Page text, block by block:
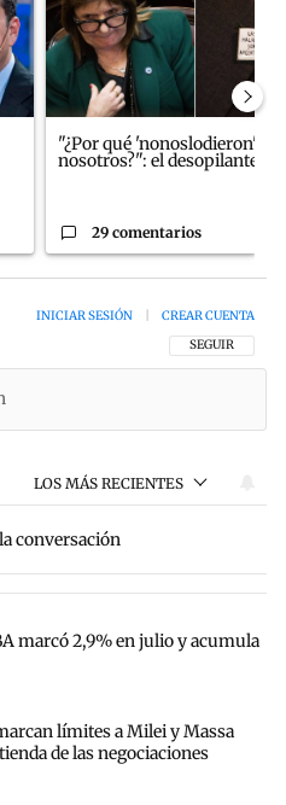
"¿Por qué 'nonoslodieron' a
nosotros?": el desopilante ...
29 comentarios
SIGA ESTA
SEGUIR
INICIAR SESIÓN CREAR CUENTA
LOS MÁS RECIENTES
conversación
con más comentarios en los
"La inflación en CABA
marcó 2,9% en julio y acumula
"Los gobernadores marcan
límites a Milei y Massa
de las negociaciones